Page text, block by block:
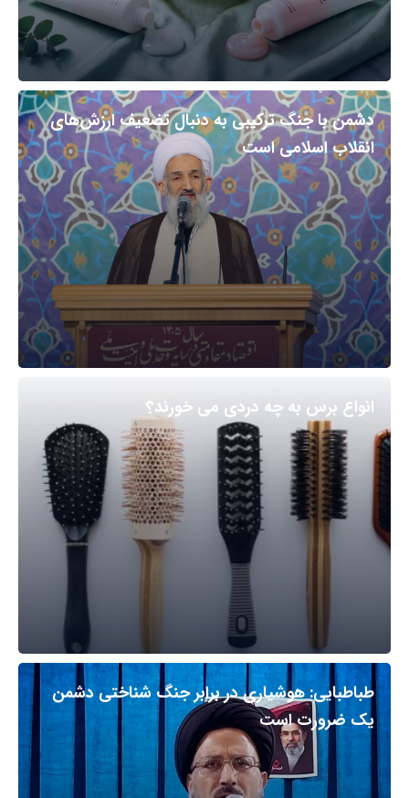
دشمن با جنگ ترکیبی به دنبال تضعیف ارزش‌های
انقلاب اسلامی است
انواع برس به چه دردی می خورند؟
طباطبایی: هوشیاری در برابر جنگ شناختی دشمن
یک ضرورت است